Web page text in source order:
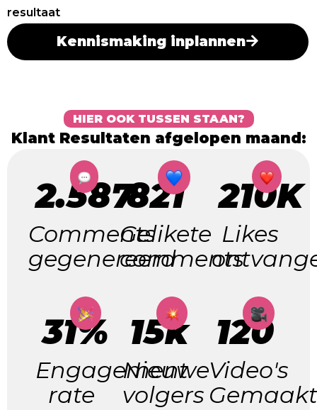
resultaat
Kennismaking inplannen
HIER OOK TUSSEN STAAN?
Klant Resultaten afgelopen maand:
2.587
Comments
gegenereerd
821
Gelikete
comments
210K
Likes
31%
Engagement
rate
15k
Nieuwe
volgers
120
Video's